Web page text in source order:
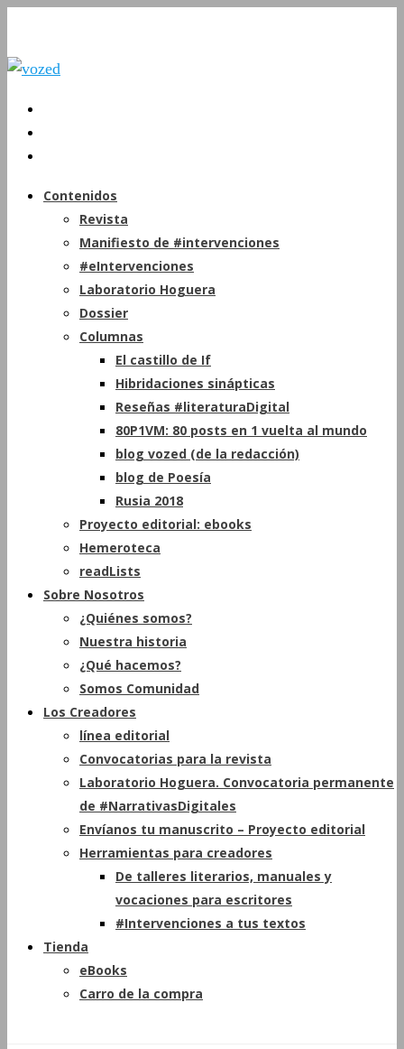
Contenidos
Revista
Manifiesto de #intervenciones
#eIntervenciones
Laboratorio Hoguera
Dossier
Columnas
El castillo de If
Hibridaciones sinápticas
Reseñas #literaturaDigital
80P1VM: 80 posts en 1 vuelta al mundo
blog vozed (de la redacción)
blog de Poesía
Rusia 2018
Proyecto editorial: ebooks
Hemeroteca
readLists
Sobre Nosotros
¿Quiénes somos?
Nuestra historia
¿Qué hacemos?
Somos Comunidad
Los Creadores
línea editorial
Convocatorias para la revista
Laboratorio Hoguera. Convocatoria permanente
de #NarrativasDigitales
Envíanos tu manuscrito – Proyecto editorial
Herramientas para creadores
De talleres literarios, manuales y
vocaciones para escritores
#Intervenciones a tus textos
Tienda
eBooks
Carro de la compra